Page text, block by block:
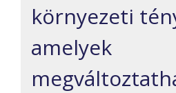
környezeti
amelyek